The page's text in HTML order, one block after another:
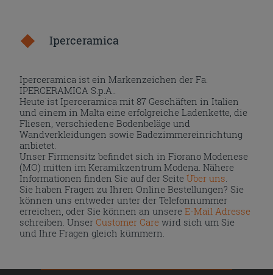
Iperceramica
Iperceramica ist ein Markenzeichen der Fa.
IPERCERAMICA S.p.A..
Heute ist Iperceramica mit 87 Geschäften in Italien
und einem in Malta eine erfolgreiche Ladenkette, die
Fliesen, verschiedene Bodenbeläge und
Wandverkleidungen sowie Badezimmereinrichtung
anbietet.
Unser Firmensitz befindet sich in Fiorano Modenese
(MO) mitten im Keramikzentrum Modena. Nähere
Informationen finden Sie auf der Seite Über uns
Sie haben Fragen zu Ihren Online Bestellungen? Sie
können uns entweder unter der Telefonnummer
erreichen, oder Sie können an unsereE-Mail Adresse
schreiben. UnserCustomer Care wird sich um Sie
und Ihre Fragen gleich kümmern.